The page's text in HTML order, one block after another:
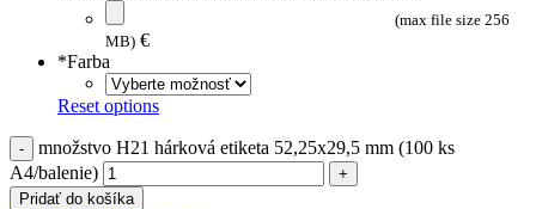
(max file size 256
MB) €
*Farba
Reset options
množstvo H21 hárková etiketa 52,25x29,5 mm (100 ks
A4/balenie)
Pridať do košíka